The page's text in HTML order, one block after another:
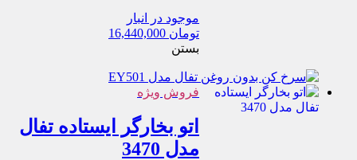
موجود در انبار
تومان
بستن
فروش ویژه
اتو بخارگر ایستاده تفال
مدل 3470